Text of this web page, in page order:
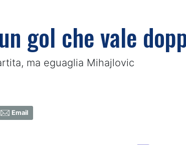
gol che vale
ma eguaglia Mihajlovic
Email